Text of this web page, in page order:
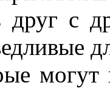
друг с
могут